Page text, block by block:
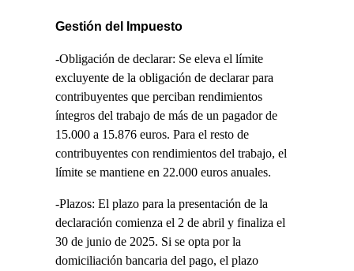
Gestión del Impuesto
-Obligación de declarar: Se eleva el límite
excluyente de la obligación de declarar para
contribuyentes que perciban rendimientos
íntegros del trabajo de más de un pagador de
15.000 a 15.876 euros. Para el resto de
contribuyentes con rendimientos del trabajo, el
límite se mantiene en 22.000 euros anuales.
-Plazos: El plazo para la presentación de la
declaración comienza el 2 de abril y finaliza el
30 de junio de 2025. Si se opta por la
domiciliación bancaria del pago, el plazo